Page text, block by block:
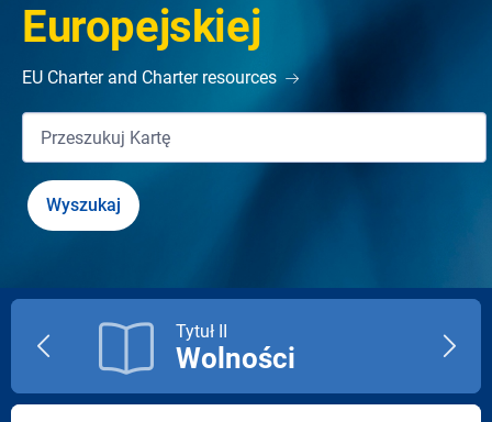
Europejskiej
EU Charter and Charter resources
Tytuł II
Wolności